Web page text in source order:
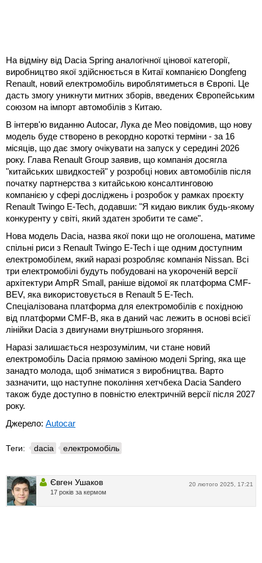
На відміну від Dacia Spring аналогічної цінової категорії,
виробництво якої здійснюється в Китаї компанією Dongfeng
Renault, новий електромобіль вироблятиметься в Європі. Це
дасть змогу уникнути митних зборів, введених Європейським
союзом на імпорт автомобілів з Китаю.
В інтерв'ю виданню Autocar, Лука де Мео повідомив, що нову
модель буде створено в рекордно короткі терміни - за 16
місяців, що дає змогу очікувати на запуск у середині 2026
року. Глава Renault Group заявив, що компанія досягла
"китайських швидкостей" у розробці нових автомобілів після
початку партнерства з китайською консалтинговою
компанією у сфері досліджень і розробок у рамках проєкту
Renault Twingo E-Tech, додавши: "Я кидаю виклик будь-якому
конкуренту у світі, який здатен зробити те саме".
Нова модель Dacia, назва якої поки що не оголошена, матиме
спільні риси з Renault Twingo E-Tech і ще одним доступним
електромобілем, який наразі розробляє компанія Nissan. Всі
три електромобілі будуть побудовані на укороченій версії
архітектури AmpR Small, раніше відомої як платформа CMF-
BEV, яка використовується в Renault 5 E-Tech.
Спеціалізована платформа для електромобілів є похідною
від платформи CMF-B, яка в даний час лежить в основі всієї
лінійки Dacia з двигунами внутрішнього згоряння.
Наразі залишається незрозумілим, чи стане новий
електромобіль Dacia прямою заміною моделі Spring, яка ще
занадто молода, щоб зніматися з виробництва. Варто
зазначити, що наступне покоління хетчбека Dacia Sandero
також буде доступно в повністю електричній версії після 2027
року.
Джерело: Autocar
Теги: dacia електромобіль
20 лютого 2025, 17:21
Євген Ушаков
17 років за кермом